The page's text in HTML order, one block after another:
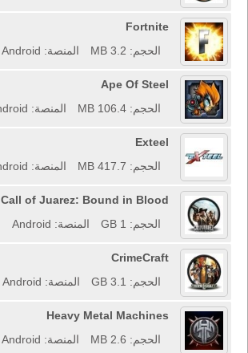
Fortnite
الحجم: 3.2 MB
المنصة: Android
Ape Of Steel
الحجم: 106.4 MB
المنصة: Android
Exteel
الحجم: 417.7 MB
المنصة: Android
Call of Juarez: Bound in Blood
الحجم: 1 GB
المنصة: Android
CrimeCraft
الحجم: 3.1 GB
المنصة: Android
Heavy Metal Machines
الحجم: 2.6 MB
المنصة: Android